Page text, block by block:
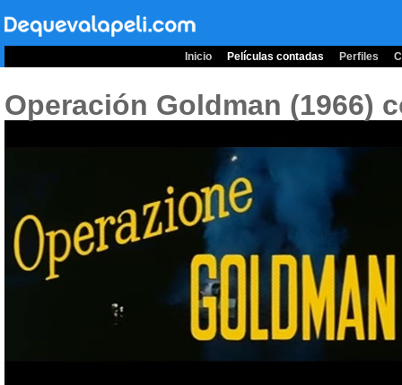
Inicio Películas contadas Perfiles
Operación Goldman (1966)